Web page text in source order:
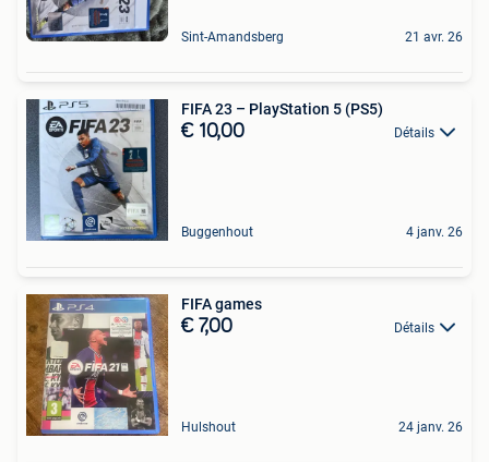
Sint-Amandsberg 21 avr. 26
FIFA 23 – PlayStation 5 (PS5)
€ 10,00 Détails
Buggenhout 4 janv. 26
FIFA games
€ 7,00 Détails
Hulshout 24 janv. 26